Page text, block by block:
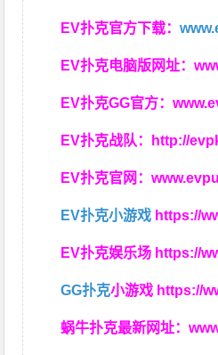
EV扑克官方下载：
EV扑克电脑版网址：
EV扑克GG官方：
EV扑克战队： http://
EV扑克官网：
EV扑克小游戏 https://
EV扑克娱乐场 https://
GG扑克小游戏 https://
蜗牛扑克最新网址：